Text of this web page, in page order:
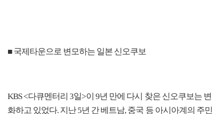
■ 국제타운으로 변모하는 일본 신오쿠보
KBS <다큐멘터리 3일>이 9년 만에 다시 찾은 신오쿠보는 변
화하고 있었다. 지난 5년 간 베트남, 중국 등 아시아계의 주민